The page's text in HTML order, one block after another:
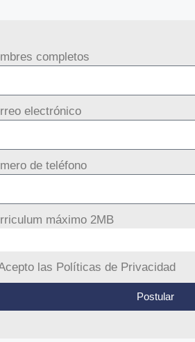
completos
electrónico
de teléfono
máximo 2MB
las Políticas de Privacidad
Postular